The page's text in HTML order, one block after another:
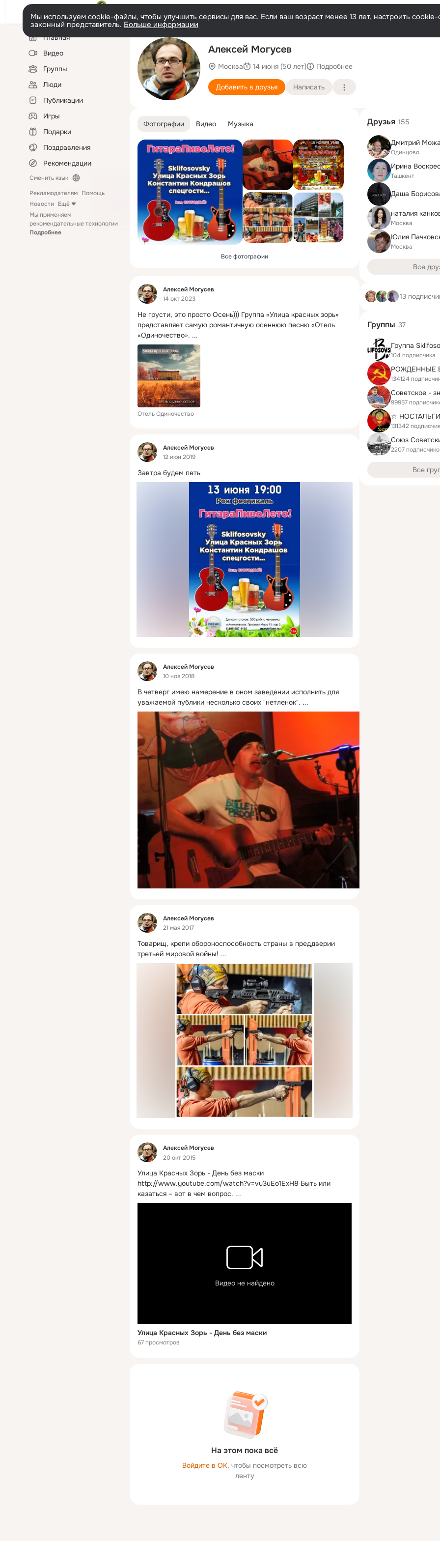
Мы используем cookie-файлы, чтобы улучшить сервисы для вас. Если ваш возраст менее 13 лет, настроить
законный представитель. Больше информации
Левая
колонкаГлавная
Видео
Группы
Люди
Публикации
Игры
Подарки
Поздравления
Рекомендации
Сменить язык
Рекламодателям Помощь
Новости Ещё
Мы применяем
рекомендательные технологии
Подробнее
Алексей Могусев
Москва 14 июня (50 лет) Подробнее
Добавить в друзья Написать
Фотографии Видео Музыка
Все фотографии
Фид
Алексей Могусев
14 окт 2023
Не грусти, это просто Осень))) Группа «Улица красных зорь»
представляет самую романтичную осеннюю песню «Отель
«Одиночество». ...
Отель Одиночество
Фид
Алексей Могусев
12 июн 2019
Завтра будем петь
Фид
Алексей Могусев
10 ноя 2018
В четверг имею намерение в оном заведении исполнить для
уважаемой публики несколько своих "нетленок". ...
Фид
Алексей Могусев
21 мая 2017
Товарищ, крепи обороноспособность страны в преддверии
третьей мировой войны! ...
Фид
Алексей Могусев
20 окт 2015
Улица Красных Зорь - День без маски
http://www.youtube.com/watch?v=vu3uEo1ExH8 Быть или
казаться – вот в чем вопрос. ...
Видео не найдено
Улица Красных Зорь - День без маски
67 просмотров
На этом пока всё
Войдите в ОК, чтобы посмотреть всю
ленту
Друзья 155
Дмитрий
Одинцово
Ирина
Ташкент
Даша
наталия
Москва
Москва
Все
13
Группы 37
Группа
104 подписчика
РОЖДЕННЫЕ
134124
99957
131342
2207
Все